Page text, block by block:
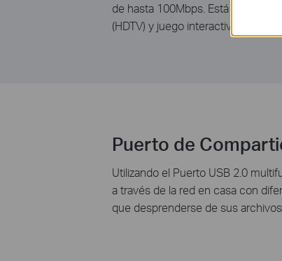
de hasta 100Mbps. Está
(HDTV) y juego interactivo.
Puerto de
Utilizando el Puerto USB 2.0
a través de la red en casa con
que desprenderse de sus